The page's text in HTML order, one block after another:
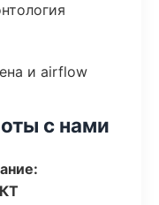
и airflow
с нами